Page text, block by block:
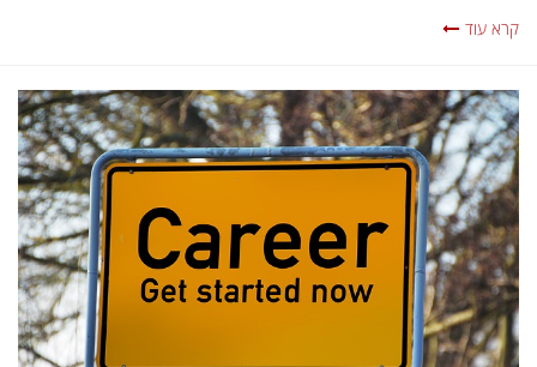
קרא עוד